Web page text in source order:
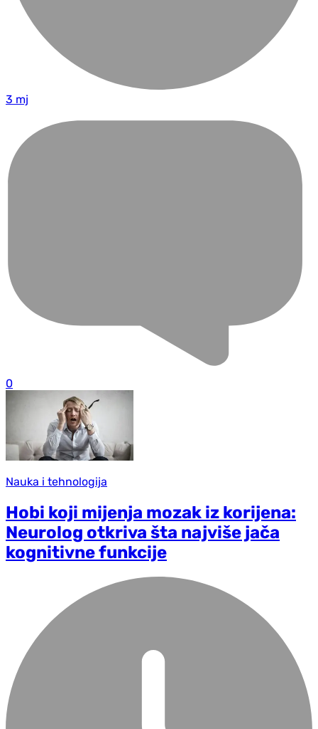
3 mj
0
Nauka i tehnologija
Hobi koji mijenja mozak iz korijena:
Neurolog otkriva šta najviše jača
kognitivne funkcije